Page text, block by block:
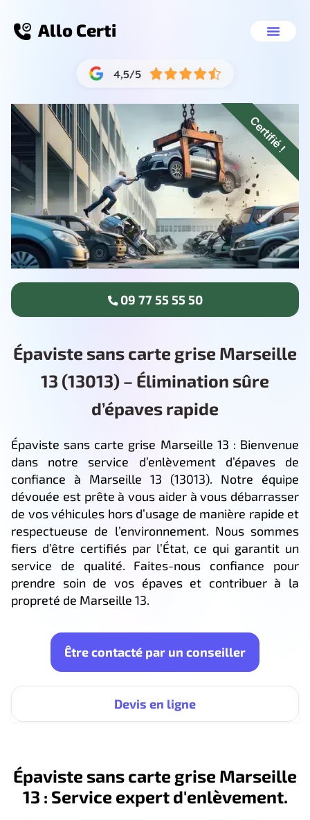
Allo Certi
Épaviste sans carte grise Marseille
13 (13013) – Élimination sûre
d’épaves rapide
Épaviste sans carte grise Marseille 13 : Bienvenue
dans notre service d’enlèvement d’épaves de
confiance à Marseille 13 (13013). Notre équipe
dévouée est prête à vous aider à vous débarrasser
de vos véhicules hors d’usage de manière rapide et
respectueuse de l’environnement. Nous sommes
fiers d’être certifiés par l’État, ce qui garantit un
service de qualité. Faites-nous confiance pour
prendre soin de vos épaves et contribuer à la
propreté de Marseille 13.
Être contacté par un conseiller
Devis en ligne
Certifié !
09 77 55 55 50
Épaviste sans carte grise Marseille
13 : Service expert d'enlèvement.